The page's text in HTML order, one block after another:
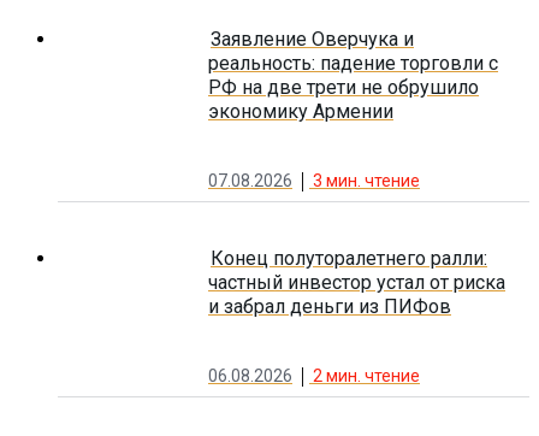
Заявление Оверчука и
реальность: падение торговли с
РФ на две трети не обрушило
экономику Армении
07.08.2026 3 мин. чтение
Конец полуторалетнего ралли:
частный инвестор устал от риска
и забрал деньги из ПИФов
06.08.2026 2мин. чтение